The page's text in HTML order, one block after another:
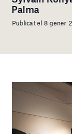
Palma
Publicat el 8 gener